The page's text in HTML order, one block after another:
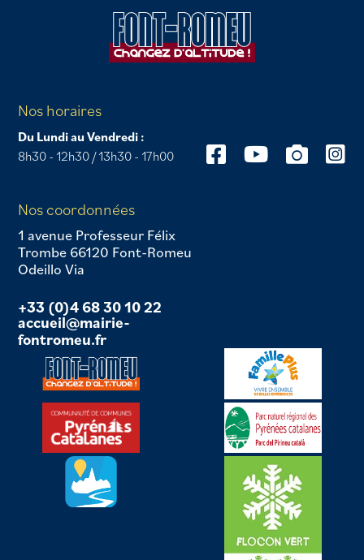
Nos horaires
Du Lundi au Vendredi :
8h30 - 12h30 / 13h30 - 17h00
Nos coordonnées
1 avenue Professeur Félix
Trombe 66120 Font-Romeu
Odeillo Via
+33 (0)4 68 30 10 22
accueil@mairie-
fontromeu.fr